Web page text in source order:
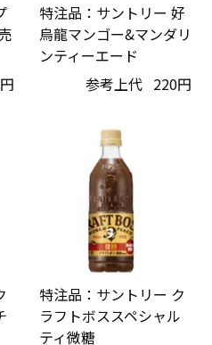
特注品：サントリー 好
烏龍マンゴー&マンダリ
ンティーエード
参考上代 220円
特注品：サントリー ク
ラフトボススペシャル
ティ微糖